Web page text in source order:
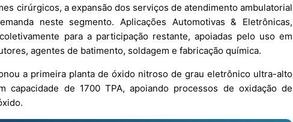
cirúrgicos, a expansão dos serviços de atendimento ambulatorial
neste segmento. Aplicações Automotivas & Eletrônicas,
para a participação restante, apoiadas pelo uso em
agentes de batimento, soldagem e fabricação química.
a primeira planta de óxido nitroso de grau eletrônico ultra-alto
capacidade de 1700 TPA, apoiando processos de oxidação de